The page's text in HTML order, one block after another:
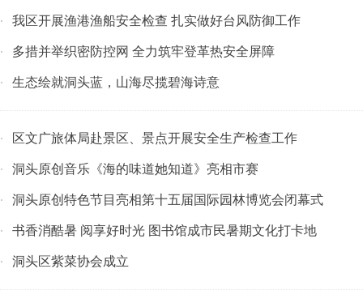
· 我区开展渔港渔船安全检查 扎实做好台风防御工作
· 多措并举织密防控网 全力筑牢登革热安全屏障
· 生态绘就洞头蓝，山海尽揽碧海诗意
· 区文广旅体局赴景区、景点开展安全生产检查工作
· 洞头原创音乐《海的味道她知道》亮相市赛
· 洞头原创特色节目亮相第十五届国际园林博览会闭幕式
· 书香消酷暑 阅享好时光 图书馆成市民暑期文化打卡地
· 洞头区紫菜协会成立